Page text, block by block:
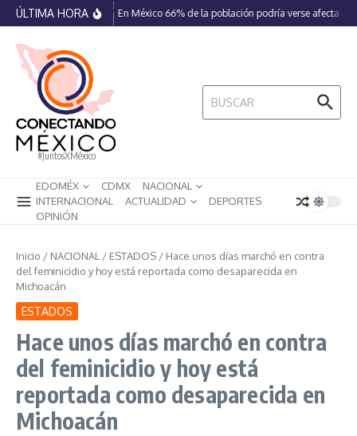
Saltar al contenido
ÚLTIMA HORA En México 66% de la población podría verse afectada
#JuntosXMéxico
Buscar:
EDOMÉX CDMX
NACIONAL
INTERNACIONAL
ACTUALIDAD
DEPORTES
OPINIÓN
Inicio / NACIONAL / ESTADOS / Hace unos días marchó en contra
del feminicidio y hoy está reportada como desaparecida en
Michoacán
ESTADOS
Hace unos días marchó en contra
del feminicidio y hoy está
reportada como desaparecida en
Michoacán